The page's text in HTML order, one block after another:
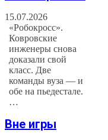
15.07.2026
«Робокросс».
Ковровские
инженеры снова
доказали свой
класс. Две
команды вуза — и
обе на пьедестале.
…
Вне игры